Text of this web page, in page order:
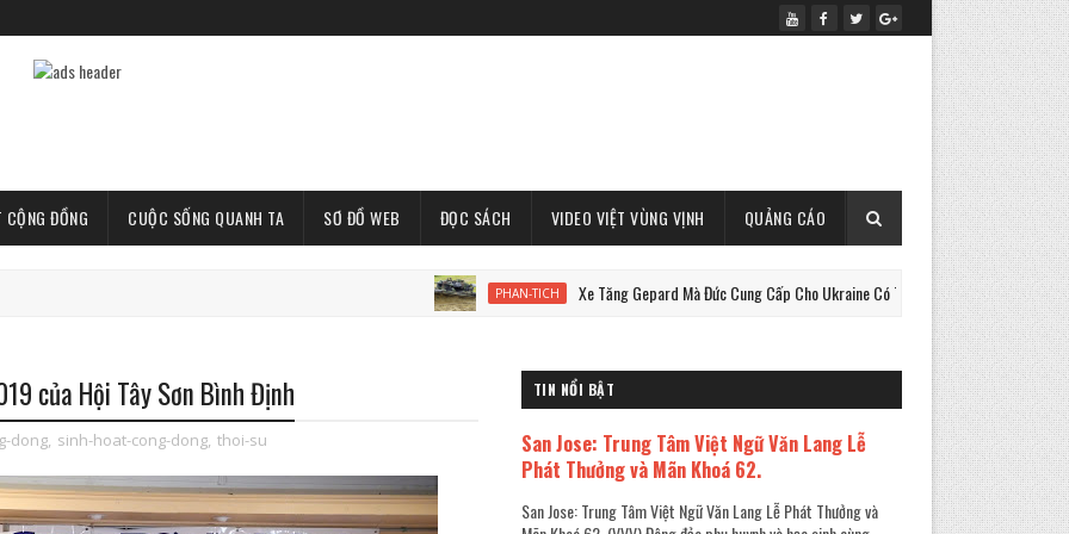
ĐỒNG CUỘC SỐNG QUANH TA SƠ ĐỒ WEB ĐỌC SÁCH VIDEO VIỆT VÙNG VỊNH QUẢNG CÁO
PHAN-TICH Xe Tăng Gepard Mà Đức Cung Cấp Cho Ukraine Có Thể Làm Được Điều Này !
của Hội Tây Sơn Bình Định
dong, sinh-hoat-cong-dong, thoi-su
TIN NỔI BẬT
San Jose: Trung Tâm Việt Ngữ Văn Lang Lễ
Phát Thưởng và Mãn Khoá 62.
San Jose: Trung Tâm Việt Ngữ Văn Lang Lễ Phát Thưởng và